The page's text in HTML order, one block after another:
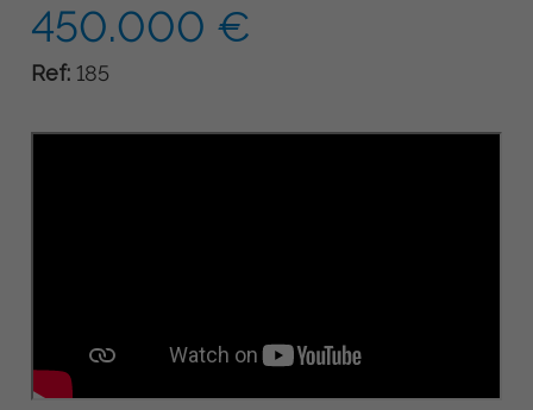
450.000 €
Ref: 185